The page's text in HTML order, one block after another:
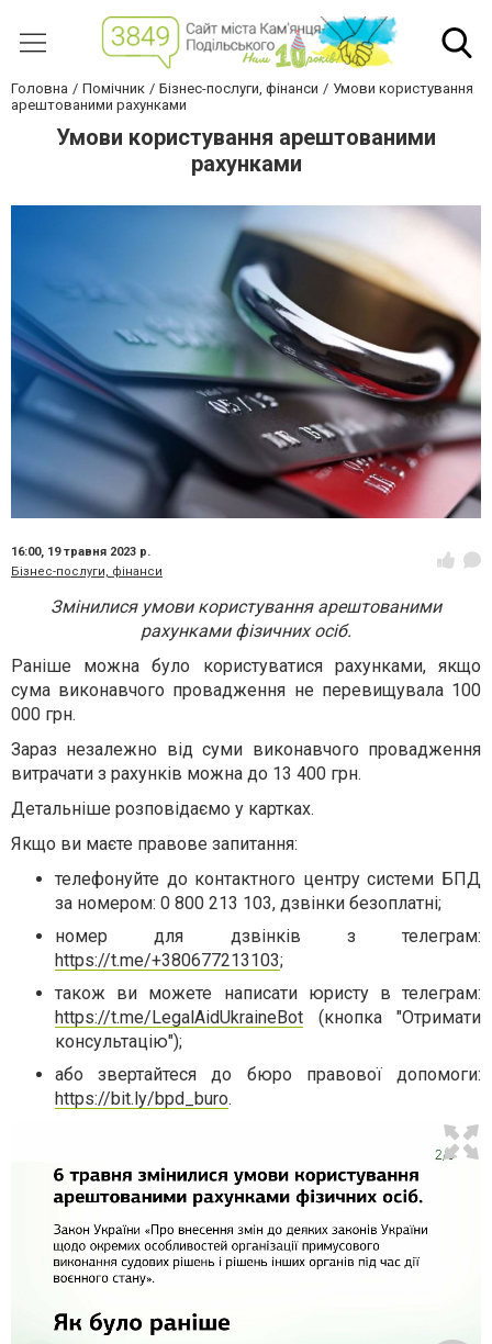
Головна Помічник Бізнес-послуги, фінанси
Умови користування
арештованими рахунками
Умови користування арештованими
рахунками
16:00, 19 травня 2023 р.
Бізнес-послуги, фінанси
Змінилися умови користування арештованими
рахунками фізичних осіб.
Раніше можна було користуватися рахунками, якщо
сума виконавчого провадження не перевищувала 100
000 грн.
Зараз незалежно від суми виконавчого провадження
витрачати з рахунків можна до 13 400 грн.
Детальніше розповідаємо у картках.
Якщо ви маєте правове запитання:
телефонуйте до контактного центру системи БПД
за номером: 0 800 213 103, дзвінки безоплатні;
номер для дзвінків з телеграм:
https://t.me/+380677213103;
також ви можете написати юристу в телеграм:
https://t.me/LegalAidUkraineBot (кнопка "Отримати
консультацію");
або звертайтеся до бюро правової допомоги:
https://bit.ly/bpd_buro.